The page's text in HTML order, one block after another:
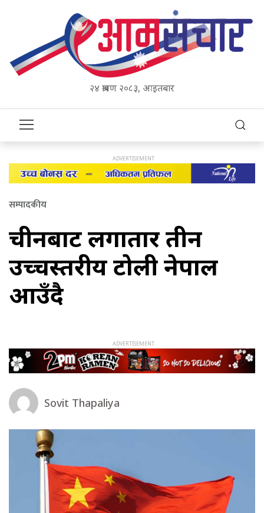
२४ श्रावण २०८३, आइतबार
सम्पादकीय
चीनबाट लगातार तीन
उच्चस्तरीय टोली नेपाल
आउँदै
Sovit Thapaliya